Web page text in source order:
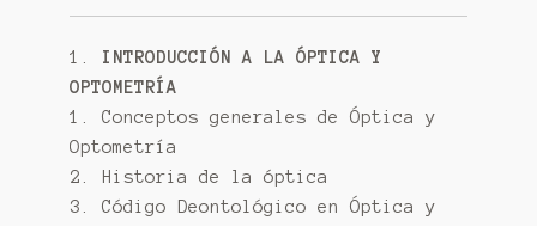
1.
INTRODUCCIÓN A LA ÓPTICA Y
OPTOMETRÍA
1. Conceptos generales de Óptica y
Optometría
2. Historia de la óptica
3. Código Deontológico en Óptica y